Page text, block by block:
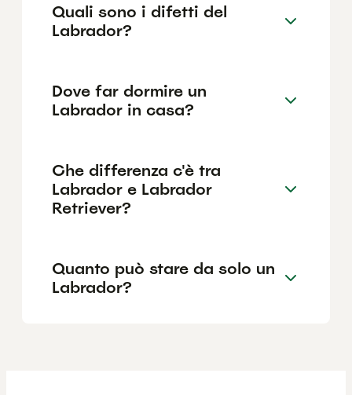
Quali sono i difetti del
Labrador?
Dove far dormire un
Labrador in casa?
Che differenza c'è tra
Labrador e Labrador
Retriever?
Quanto può stare da solo un
Labrador?